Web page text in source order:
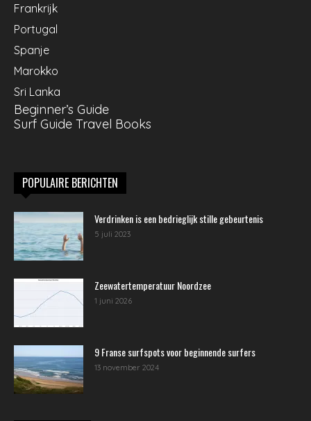
Frankrijk
Portugal
Spanje
Marokko
Sri Lanka
Beginner’s Guide
Surf Guide Travel Books
POPULAIRE BERICHTEN
Verdrinken is een bedrieglijk stille gebeurtenis
5 juli 2023
Zeewatertemperatuur Noordzee
1 juni 2026
9 Franse surfspots voor beginnende surfers
13 november 2024